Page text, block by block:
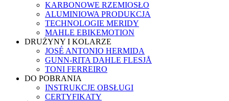
KARBONOWE RZEMIOSŁO
ALUMINIOWA PRODUKCJA
TECHNOLOGIE MERIDY
MAHLE EBIKEMOTION
DRUŻYNY I KOLARZE
JOSÉ ANTONIO HERMIDA
GUNN-RITA DAHLE FLESJÅ
TONI FERREIRO
DO POBRANIA
INSTRUKCJE OBSŁUGI
CERTYFIKATY